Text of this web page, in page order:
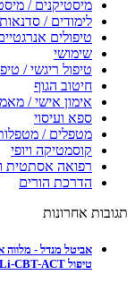
מיסטיקנים /
לימודים /
טיפולים
שימושי
טיפול ריגשי /
חיטוב הגוף
אימון אישי /
ספא ועיסוי
מטפלים /
קוסמטיקה ויופי
רפואה אסתטית
הדרכת הורים
תגובות אחרונות
אביטל מנדל - מלווה
טיפול Li-CBT-ACT בשילוב NLP ברמת גן ובאונליין